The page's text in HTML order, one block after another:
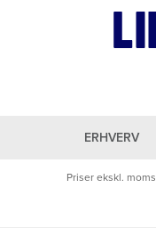
ERHVERV
Priser ekskl. moms